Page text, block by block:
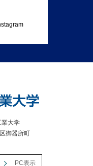
業大学
御器所町
PC表示